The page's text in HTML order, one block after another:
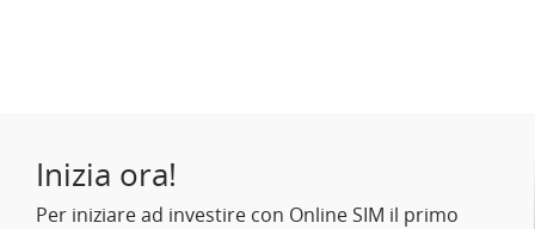
Inizia ora!
Per iniziare ad investire con Online SIM il primo